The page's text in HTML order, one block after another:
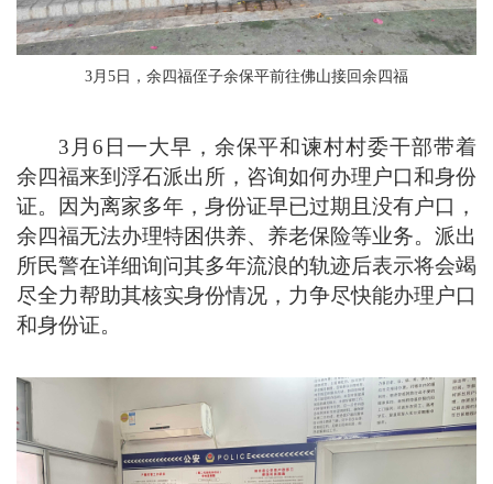
3月5日，余四福侄子余保平前往佛山接回余四福
3月6日一大早，余保平和谏村村委干部带着
余四福来到浮石派出所，咨询如何办理户口和身份
证。因为离家多年，身份证早已过期且没有户口，
余四福无法办理特困供养、养老保险等业务。派出
所民警在详细询问其多年流浪的轨迹后表示将会竭
尽全力帮助其核实身份情况，力争尽快能办理户口
和身份证。